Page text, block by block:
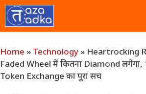
Skip
to
content
Home » Technology » Heartrocking
Faded Wheel में कितना Diamond
Token Exchange का पूरा सच